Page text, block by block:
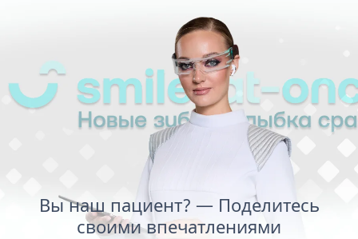
Вы наш пациент? — Поделитесь
своими впечатлениями